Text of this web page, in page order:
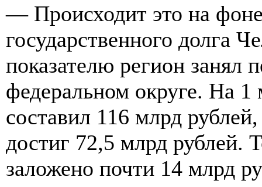
— Происходит это на
государственного долга
показателю регион занял
федеральном округе. На 1
составил 116 млрд
достиг 72,5 млрд рублей.
заложено почти 14 млрд